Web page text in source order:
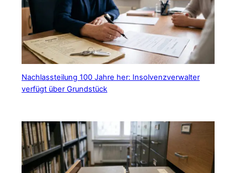
Nachlassteilung 100 Jahre her: Insolvenzverwalter
verfügt über Grundstück